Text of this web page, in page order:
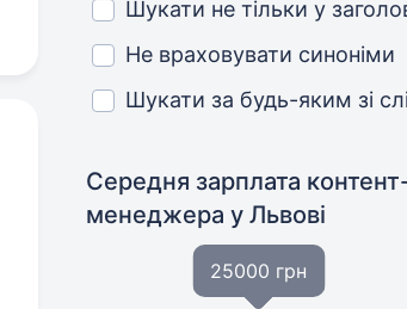
Шукати не тільки у
Не враховувати синоніми
Шукати за будь-яким зі
Середня зарплата
менеджерау Львові
25000 грн